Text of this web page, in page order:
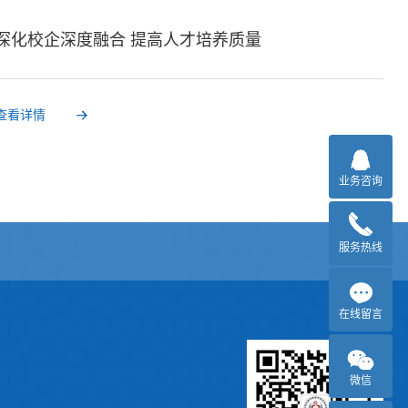
化校企深度融合 提高人才培养质量
看详情
业务咨询
服务热线
在线留言
微信